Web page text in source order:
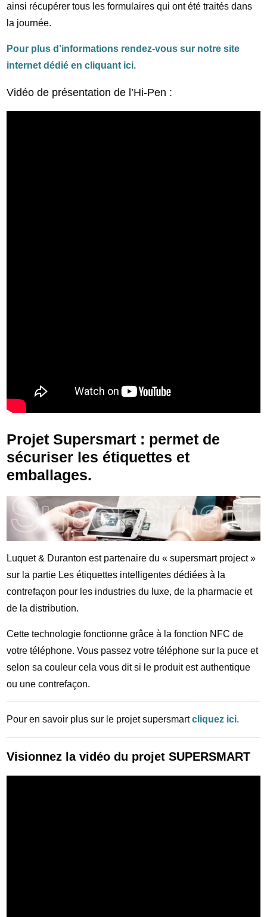
ainsi récupérer tous les formulaires qui ont été traités dans
la journée.
Pour plus d’informations rendez-vous sur notre site
internet dédié en cliquant ici.
Vidéo de présentation de l’Hi-Pen :
Projet Supersmart : permet de
sécuriser les étiquettes et
emballages.
Luquet & Duranton est partenaire du « supersmart project »
sur la partie Les étiquettes intelligentes dédiées à la
contrefaçon pour les industries du luxe, de la pharmacie et
de la distribution.
Cette technologie fonctionne grâce à la fonction NFC de
votre téléphone. Vous passez votre téléphone sur la puce et
selon sa couleur cela vous dit si le produit est authentique
ou une contrefaçon.
Pour en savoir plus sur le projet supersmartcliquez ici.
Visionnez la vidéo du projet SUPERSMART